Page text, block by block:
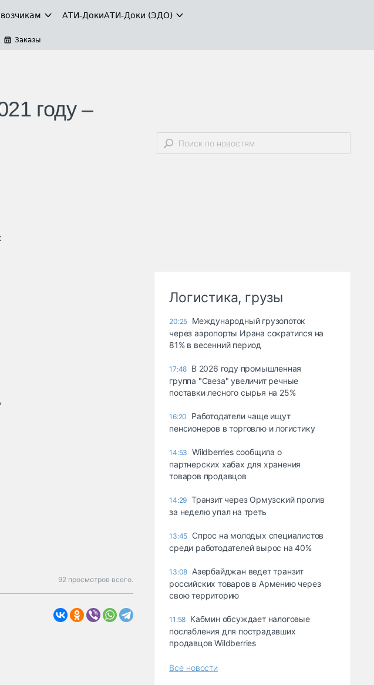
АТИ-ДокиАТИ-Доки (ЭДО)
Заказы
году –
92 просмотров всего.
Логистика, грузы
20:25 Международный грузопоток
через аэропорты Ирана сократился на
81% в весенний период
17:48 В 2026 году промышленная
группа "Свеза" увеличит речные
поставки лесного сырья на 25%
16:20
Работодатели чаще ищут
пенсионеров в торговлю и логистику
14:53
Wildberries сообщила о
партнерских хабах для хранения
товаров продавцов
14:29 Транзит через Ормузский пролив
за неделю упал на треть
13:45 Спрос на молодых специалистов
среди работодателей вырос на 40%
13:08 Азербайджан ведет транзит
российских товаров в Армению через
свою территорию
11:58 Кабмин обсуждает налоговые
послабления для пострадавших
продавцов Wildberries
Все новости